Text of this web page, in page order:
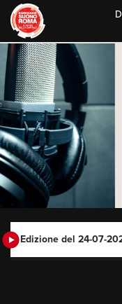
Skip
to
content
Edizione del 24-07-